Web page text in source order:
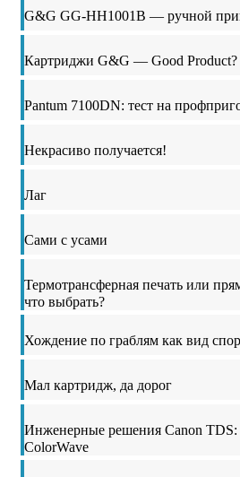
G&G GG-HH1001B — ручной
Картриджи G&G — Good Product?
Pantum 7100DN: тест на
Некрасиво получается!
Лаг
Сами с усами
Термотрансферная печать или
что выбрать?
Хождение по граблям как вид
Мал картридж, да дорог
Инженерные решения Canon TDS:
ColorWave